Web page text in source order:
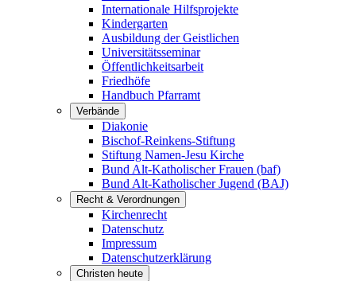
Internationale Hilfsprojekte
Kindergarten
Ausbildung der Geistlichen
Universitätsseminar
Öffentlichkeitsarbeit
Friedhöfe
Handbuch Pfarramt
Verbände
Diakonie
Bischof-Reinkens-Stiftung
Stiftung Namen-Jesu Kirche
Bund Alt-Katholischer Frauen (baf)
Bund Alt-Katholischer Jugend (BAJ)
Recht & Verordnungen
Kirchenrecht
Datenschutz
Impressum
Datenschutzerklärung
Christen heute